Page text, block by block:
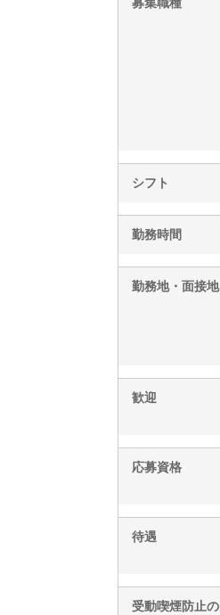
シフト
勤務時間
勤務地・面接地
歓迎
応募資格
待遇
受動喫煙防止の